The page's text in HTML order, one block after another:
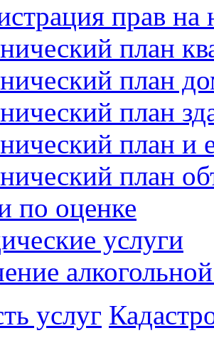
прав
план
план
план
план и
план
по оценке
услуги
услуг